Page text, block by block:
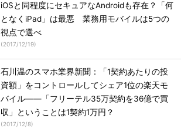
iOSと同程度にセキュアなAndroidも存在？「何
となくiPad」は最悪 業務用モバイルは5つの
視点で選べ
(2017/12/19)
石川温のスマホ業界新聞：「1契約あたりの投
資額」をコントロールしてシェア1位の楽天モ
バイル――「フリーテル35万契約を36億で買
収」ということは1契約1万円？
(2017/12/8)